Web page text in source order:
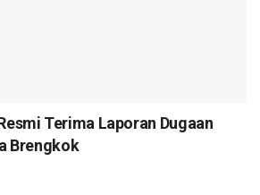
Terima Laporan Dugaan
Brengkok